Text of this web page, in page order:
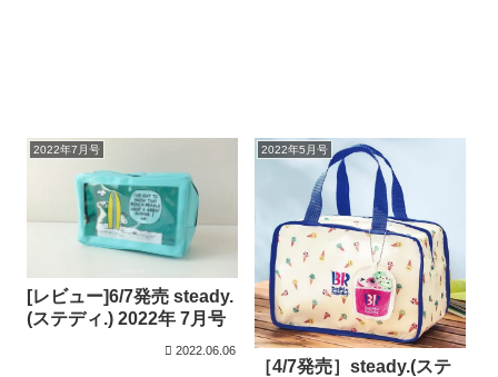
2022年7月号
[レビュー]6/7発売 steady.
(ステディ.) 2022年 7月号
2022.06.06
2022年5月号
［4/7発売］steady.(ステ